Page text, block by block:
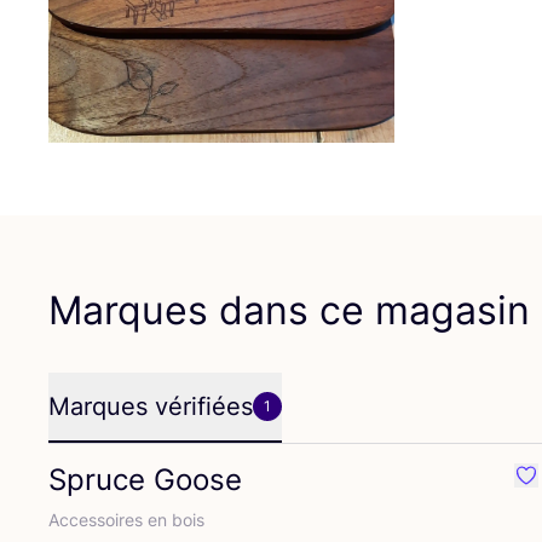
Marques dans ce magasin
Marques vérifiées 1
Spruce Goose
Acces­soires en bois